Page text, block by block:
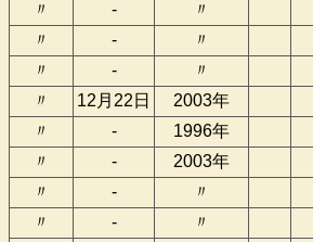
〃
- 〃
〃
- 〃
〃
- 〃
〃
12月22日 2003年
〃
- 1996年
〃
- 2003年
〃
- 〃
〃
- 〃